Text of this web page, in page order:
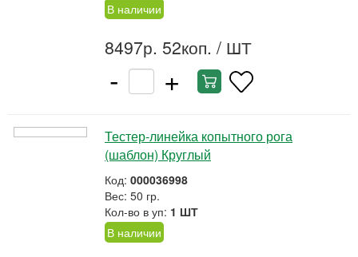
В наличии
8497р. 52коп. / ШТ
- +
Тестер-линейка копытного рога
(шаблон) Круглый
Код: 000036998
Вес: 50 гр.
Кол-во в уп: 1 ШТ
В наличии